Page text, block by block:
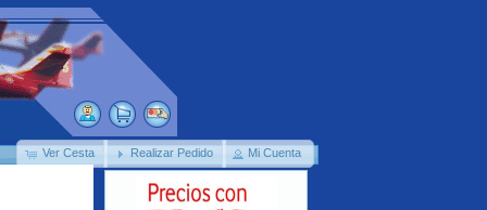
Ver Cesta Realizar Pedido Mi Cuenta